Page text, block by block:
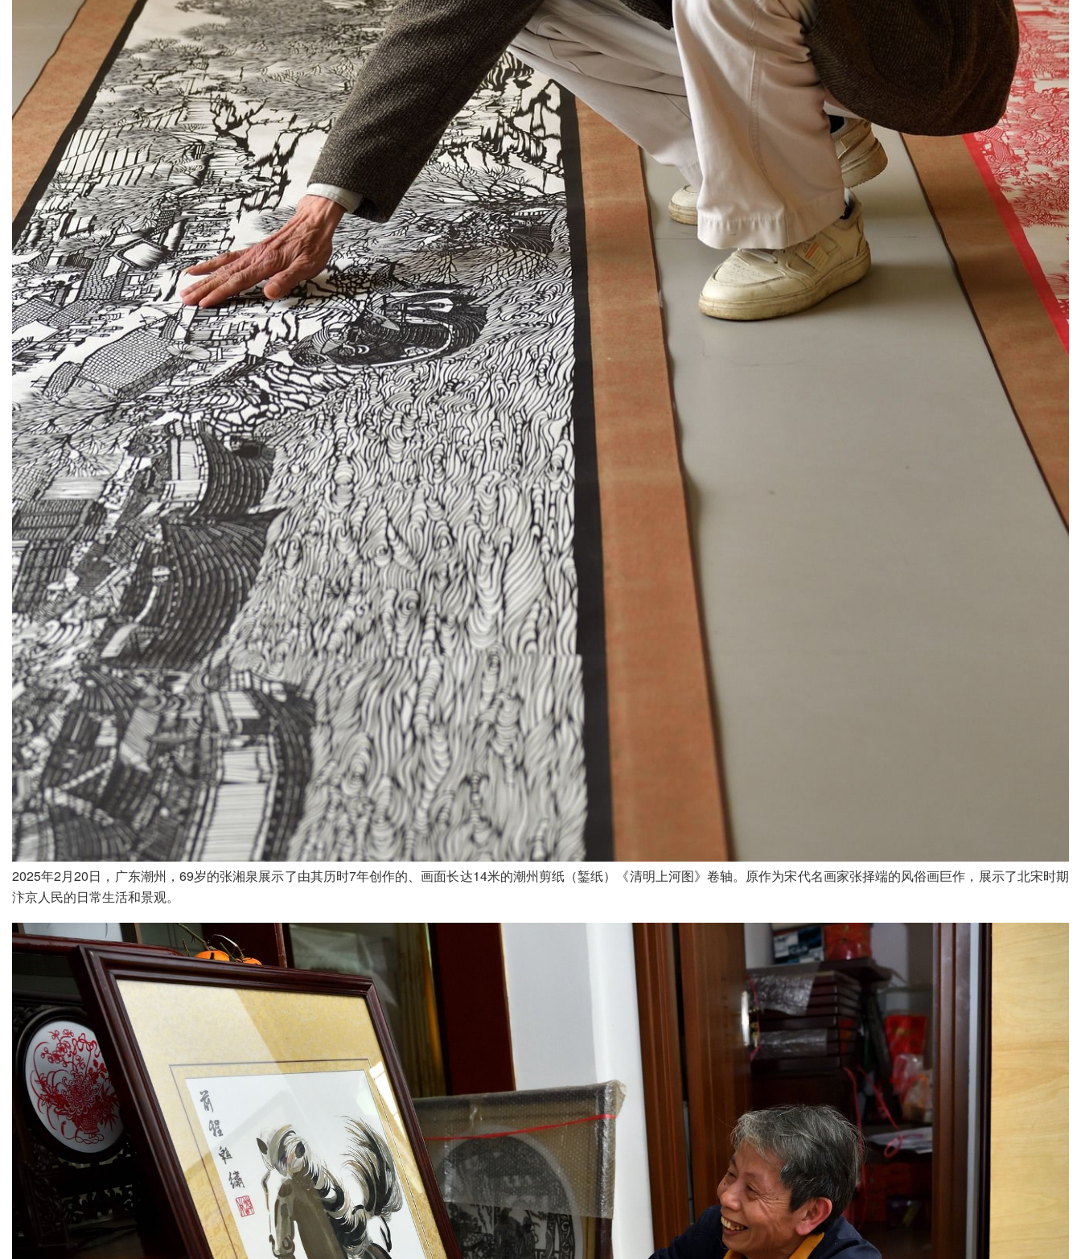
2025年2月20日，广东潮州，69岁的张湘泉展示了由其历时7年创作的、画面长达14米的潮州剪纸（錾纸）《清明上河图》卷轴。原作为宋代名画家张择端的风俗画巨作，展示了北宋时期
汴京人民的日常生活和景观。